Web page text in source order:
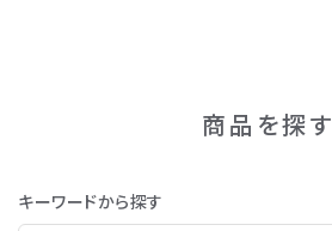
商品を探す
キーワードから探す